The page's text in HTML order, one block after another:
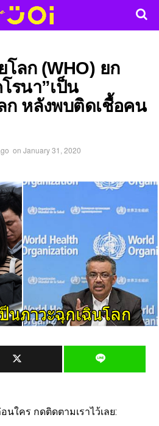
โลก (WHO) ยก
รนา”เป็น
ก หลังพบติดเชื้อคน
on January 31, 2020
ใคร กดติดตามเราไว้เลย: